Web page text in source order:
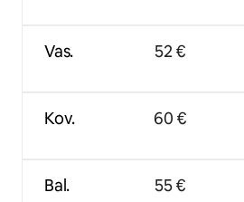
Vas.
Kov.
Bal.
52 €
60 €
55 €